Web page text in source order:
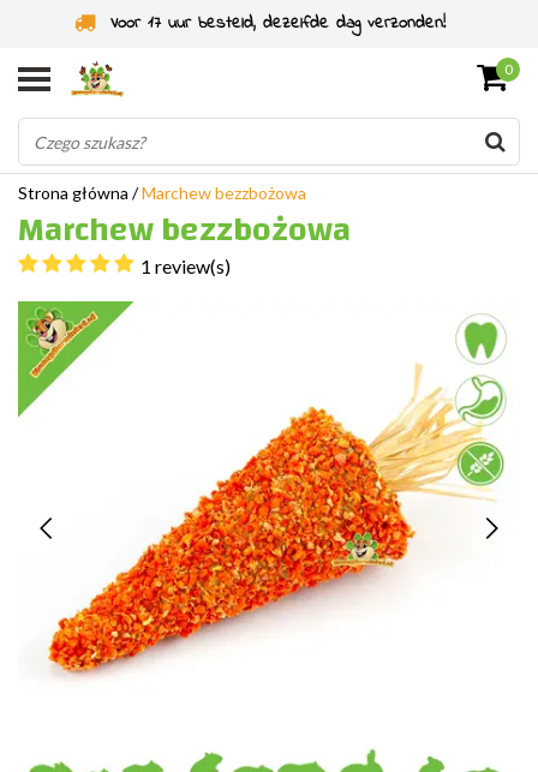
Voor 17 uur besteld, dezelfde dag verzonden!
0
Strona główna /Marchew bezzbożowa
Marchew bezzbożowa
1 review(s)